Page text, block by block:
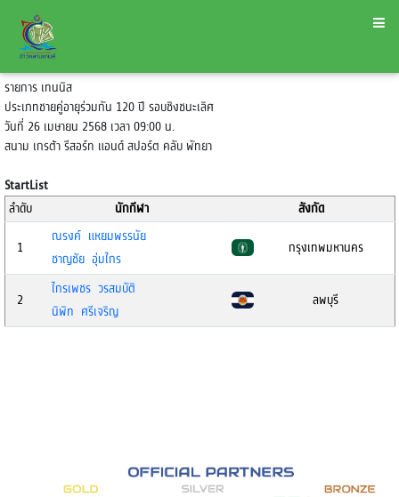
รายการ เทนนิส
ประเภทชายคู่อายุร่วมกัน 120 ปี รอบชิงชนะเลิศ
วันที่ 26 เมษายน 2568 เวลา 09:00 น.
สนาม เกรต้า รีสอร์ท แอนด์ สปอร์ต คลับ พัทยา
StartList
ลำดับ
นักกีฬา สังกัด
1
ณรงค์ แหยมพรรนัย
ชาญชัย อุ่มไกร
กรุงเทพมหานคร
2
ไกรเพชร วรสมบัติ
นิพิท ศรีเจริญ
ลพบุรี